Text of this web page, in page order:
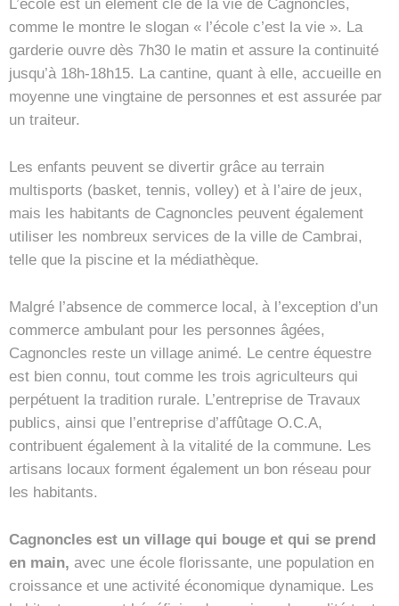
L’école est un élément clé de la vie de Cagnoncles,
comme le montre le slogan « l’école c’est la vie ». La
garderie ouvre dès 7h30 le matin et assure la continuité
jusqu’à 18h-18h15. La cantine, quant à elle, accueille en
moyenne une vingtaine de personnes et est assurée par
un traiteur.
Les enfants peuvent se divertir grâce au terrain
multisports (basket, tennis, volley) et à l’aire de jeux,
mais les habitants de Cagnoncles peuvent également
utiliser les nombreux services de la ville de Cambrai,
telle que la piscine et la médiathèque.
Malgré l’absence de commerce local, à l’exception d’un
commerce ambulant pour les personnes âgées,
Cagnoncles reste un village animé. Le centre équestre
est bien connu, tout comme les trois agriculteurs qui
perpétuent la tradition rurale. L’entreprise de Travaux
publics, ainsi que l’entreprise d’affûtage O.C.A,
contribuent également à la vitalité de la commune. Les
artisans locaux forment également un bon réseau pour
les habitants.
Cagnoncles est un village qui bouge et qui se prend
en main, avec une école florissante, une population en
croissance et une activité économique dynamique. Les